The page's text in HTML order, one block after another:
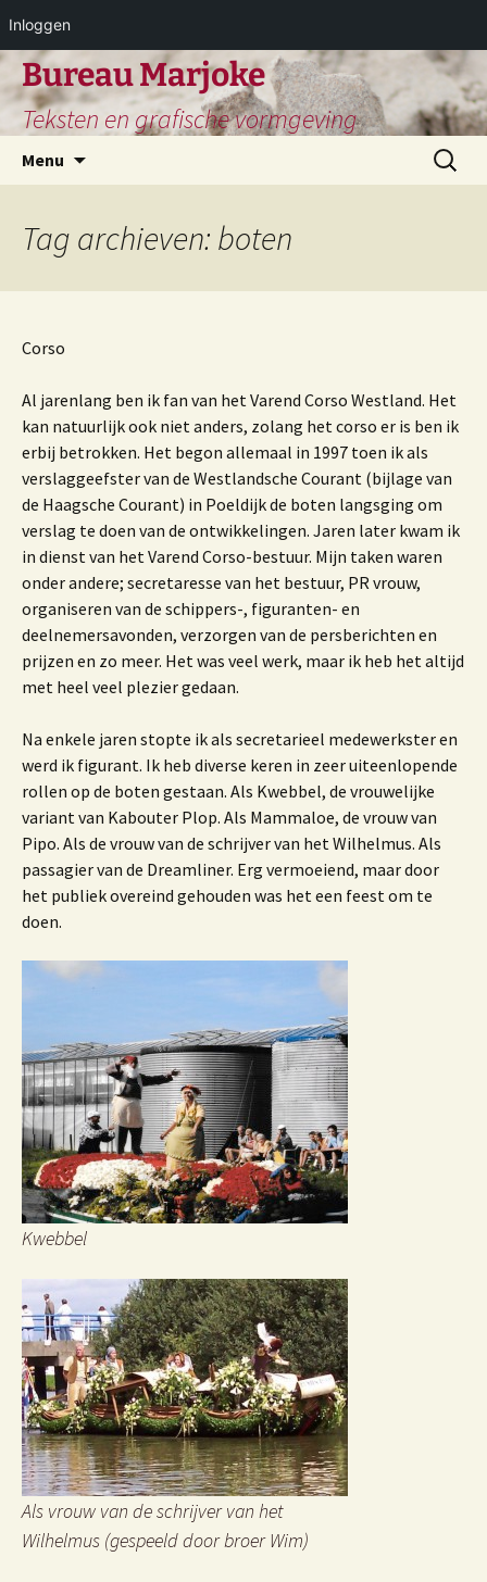
Inloggen
Ga
naar
inhoud
Bureau Marjoke
Teksten en grafische vormgeving
Menu
Zoeken
naar:
Tag archieven: boten
Corso
Al jarenlang ben ik fan van het Varend Corso Westland. Het
kan natuurlijk ook niet anders, zolang het corso er is ben ik
erbij betrokken. Het begon allemaal in 1997 toen ik als
verslaggeefster van de Westlandsche Courant (bijlage van
de Haagsche Courant) in Poeldijk de boten langsging om
verslag te doen van de ontwikkelingen. Jaren later kwam ik
in dienst van het Varend Corso-bestuur. Mijn taken waren
onder andere; secretaresse van het bestuur, PR vrouw,
organiseren van de schippers-, figuranten- en
deelnemersavonden, verzorgen van de persberichten en
prijzen en zo meer. Het was veel werk, maar ik heb het altijd
met heel veel plezier gedaan.
Na enkele jaren stopte ik als secretarieel medewerkster en
werd ik figurant. Ik heb diverse keren in zeer uiteenlopende
rollen op de boten gestaan. Als Kwebbel, de vrouwelijke
variant van Kabouter Plop. Als Mammaloe, de vrouw van
Pipo. Als de vrouw van de schrijver van het Wilhelmus. Als
passagier van de Dreamliner. Erg vermoeiend, maar door
het publiek overeind gehouden was het een feest om te
doen.
Kwebbel
Als vrouw van de schrijver van het
Wilhelmus (gespeeld door broer Wim)